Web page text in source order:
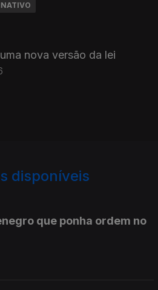
nova versão da lei
disponíveis
que ponha ordem no